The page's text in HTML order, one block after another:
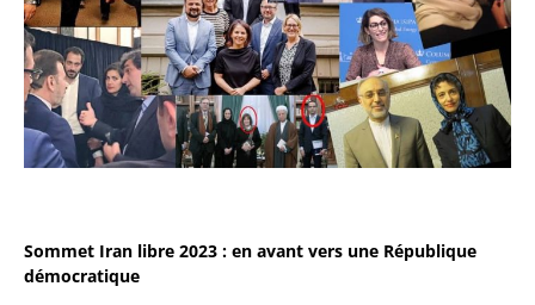
Sommet Iran libre 2023 : en avant vers une République
démocratique